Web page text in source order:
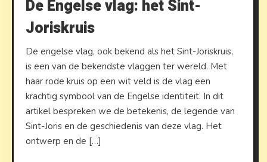
De Engelse vlag: het Sint-
Joriskruis
De engelse vlag, ook bekend als het Sint-Joriskruis,
is een van de bekendste vlaggen ter wereld. Met
haar rode kruis op een wit veld is de vlag een
krachtig symbool van de Engelse identiteit. In dit
artikel bespreken we de betekenis, de legende van
Sint-Joris en de geschiedenis van deze vlag. Het
ontwerp en de […]